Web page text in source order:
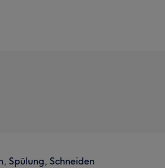
Spülung, Schneiden